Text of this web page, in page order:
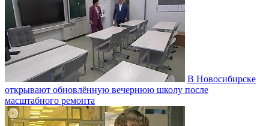
В Новосибирске
открывают обновлённую вечернюю школу после
масштабного ремонта